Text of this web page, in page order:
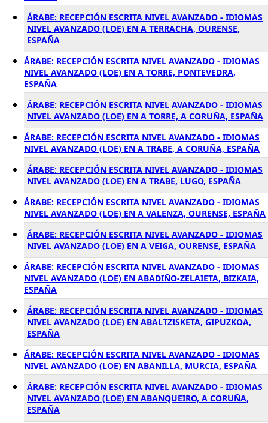
ÁRABE: RECEPCIÓN ESCRITA NIVEL AVANZADO - IDIOMAS
NIVEL AVANZADO (LOE) EN A TERRACHA, OURENSE,
ESPAÑA
ÁRABE: RECEPCIÓN ESCRITA NIVEL AVANZADO - IDIOMAS
NIVEL AVANZADO (LOE) EN A TORRE, PONTEVEDRA,
ESPAÑA
ÁRABE: RECEPCIÓN ESCRITA NIVEL AVANZADO - IDIOMAS
NIVEL AVANZADO (LOE) EN A TORRE, A CORUÑA, ESPAÑA
ÁRABE: RECEPCIÓN ESCRITA NIVEL AVANZADO - IDIOMAS
NIVEL AVANZADO (LOE) EN A TRABE, A CORUÑA, ESPAÑA
ÁRABE: RECEPCIÓN ESCRITA NIVEL AVANZADO - IDIOMAS
NIVEL AVANZADO (LOE) EN A TRABE, LUGO, ESPAÑA
ÁRABE: RECEPCIÓN ESCRITA NIVEL AVANZADO - IDIOMAS
NIVEL AVANZADO (LOE) EN A VALENZA, OURENSE, ESPAÑA
ÁRABE: RECEPCIÓN ESCRITA NIVEL AVANZADO - IDIOMAS
NIVEL AVANZADO (LOE) EN A VEIGA, OURENSE, ESPAÑA
ÁRABE: RECEPCIÓN ESCRITA NIVEL AVANZADO - IDIOMAS
NIVEL AVANZADO (LOE) EN ABADIÑO-ZELAIETA, BIZKAIA,
ESPAÑA
ÁRABE: RECEPCIÓN ESCRITA NIVEL AVANZADO - IDIOMAS
NIVEL AVANZADO (LOE) EN ABALTZISKETA, GIPUZKOA,
ESPAÑA
ÁRABE: RECEPCIÓN ESCRITA NIVEL AVANZADO - IDIOMAS
NIVEL AVANZADO (LOE) EN ABANILLA, MURCIA, ESPAÑA
ÁRABE: RECEPCIÓN ESCRITA NIVEL AVANZADO - IDIOMAS
NIVEL AVANZADO (LOE) EN ABANQUEIRO, A CORUÑA,
ESPAÑA